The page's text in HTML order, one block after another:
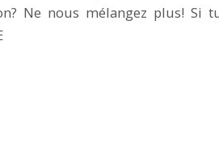
Ne nous mélangez plus! Si